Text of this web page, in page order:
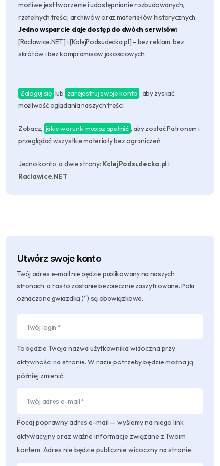
możliwe jest tworzenie i udostępnianie rozbudowanych,
rzetelnych treści, archiwów oraz materiałów historycznych.
Jedno wsparcie daje dostęp do dwóch serwisów:
[Raclawice.NET] i [KolejPodsudecka.pl] – bez reklam, bez
skrótów i bez kompromisów jakościowych.
Zaloguj się lub zarejestruj swoje konto , aby zyskać
możliwość oglądania naszych treści.
Zobacz, jakie warunki musisz spełnić , aby zostać Patronem i
przeglądać wszystkie materiały bez ograniczeń.
Jedno konto, a dwie strony: KolejPodsudecka.pl i
Raclawice.NET
Utwórz swoje konto
Twój adres e-mail nie będzie publikowany na naszych
stronach, a hasło zostanie bezpiecznie zaszyfrowane. Pola
oznaczone gwiazdką (*) są obowiązkowe.
To będzie Twoja nazwa użytkownika widoczna przy
aktywności na stronie. W razie potrzeby będzie można ją
później zmienić.
Podaj poprawny adres e-mail — wyślemy na niego link
aktywacyjny oraz ważne informacje związane z Twoim
kontem. Adres nie będzie publicznie widoczny na stronie.